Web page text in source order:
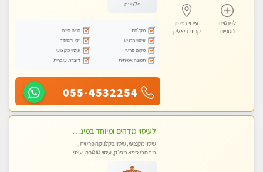
לפרטים
נוספים
עיסוי בצפון
קרית ביאליק
פלטינה
מקלחת
חניה חינם
עיסוי מרגיע
נקי ומסודר
מקום פרטי
עיסוי מקצועי
תמונה אמיתית
דוברת עיברית
055-4532254
לעיסוי מדהים ומיוחד במינו !!מומלץ לחלוטין!!ללא מין !!
עיסוי מקצועי, עיסוי בקלניקה פרטית,
מתחמי ספא מפנק, עיסוי טנטרה, עיסוי